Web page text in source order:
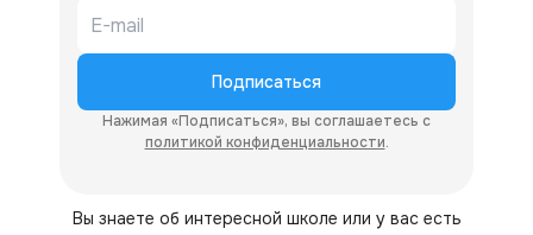
Подписаться
Нажимая «Подписаться», вы соглашаетесь с
политикой конфиденциальности.
Вы знаете об интересной школе или у вас есть